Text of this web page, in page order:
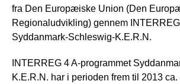
fra Den Europæiske Union (Den
Regionaludvikling) gennem
Syddanmark-Schleswig-K.E.R.N.
INTERREG 4 A-programmet
K.E.R.N. har i perioden frem til 2013 ca.